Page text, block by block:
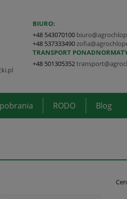
BIURO:
+48 543070100
+48 537333490
TRANSPORT
+48 501305352
RODO Blog